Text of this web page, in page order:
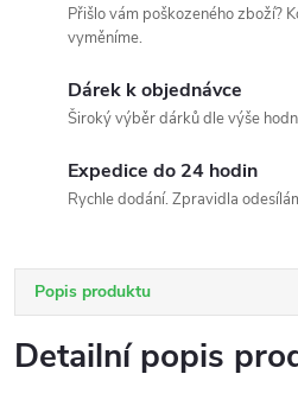
Přišlo vám poškozeného zboží?
vyměníme.
Dárek k objednávce
Široký výběr dárků dle výše
Expedice do 24 hodin
Rychle dodání. Zpravidla
Popis produktu
Detailní popis